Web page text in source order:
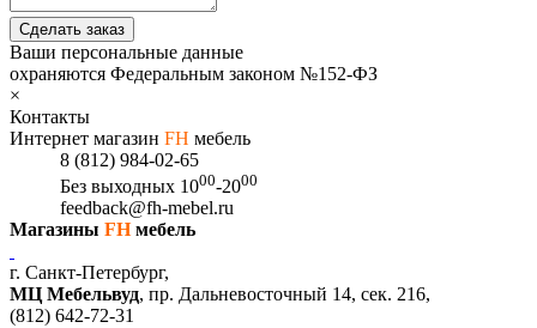
Сделать заказ
Ваши персональные данные
охраняются Федеральным законом №152-ФЗ
×
Контакты
Интернет магазин FH мебель
8 (812) 984-02-65
Без выходных 1000-2000
feedback@fh-mebel.ru
Магазины FHмебель
г. Санкт-Петербург,
МЦ Мебельвуд, пр. Дальневосточный 14, сек. 216,
(812) 642-72-31